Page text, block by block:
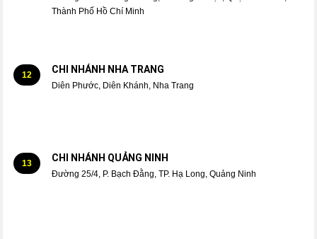
Thành Phố Hồ Chí Minh
12 CHI NHÁNH NHA TRANG
Diên Phước, Diên Khánh, Nha Trang
13 CHI NHÁNH QUẢNG NINH
Đường 25/4, P. Bạch Đằng, TP. Hạ Long, Quảng Ninh